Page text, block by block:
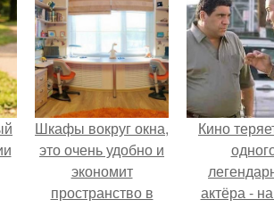
Шкафы вокруг окна,
это очень удобно и
экономит
пространство в
Кино
актёра -